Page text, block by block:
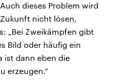
dieses Problem wird
nicht lösen,
„Bei Zweikämpfen gibt
Bild oder häufig ein
ist dann eben die
erzeugen.“